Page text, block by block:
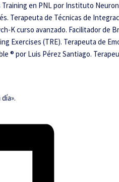
en PNL por Instituto
de Técnicas de
K curso avanzado. Facilitador de
Exercises (TRE). Terapeuta de
® por Luis Pérez Santiago.